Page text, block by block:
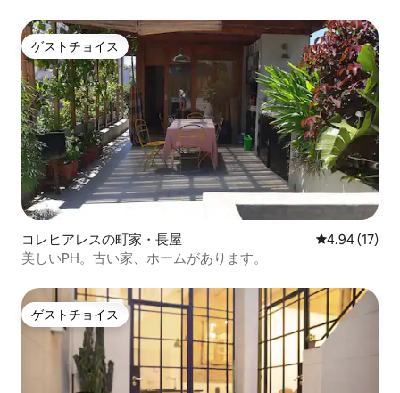
ゲストチョイス
ゲストチョイス
コレヒアレスの町家・長屋 レビュー17
4.94 (17)
美しいPH。古い家、ホームがあります。
ゲストチョイス
ゲストチョイス